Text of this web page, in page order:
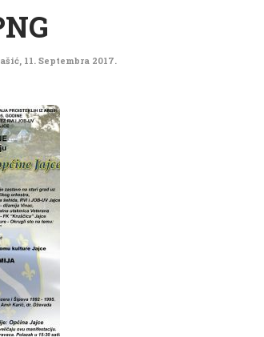
11. Septembra 2017.